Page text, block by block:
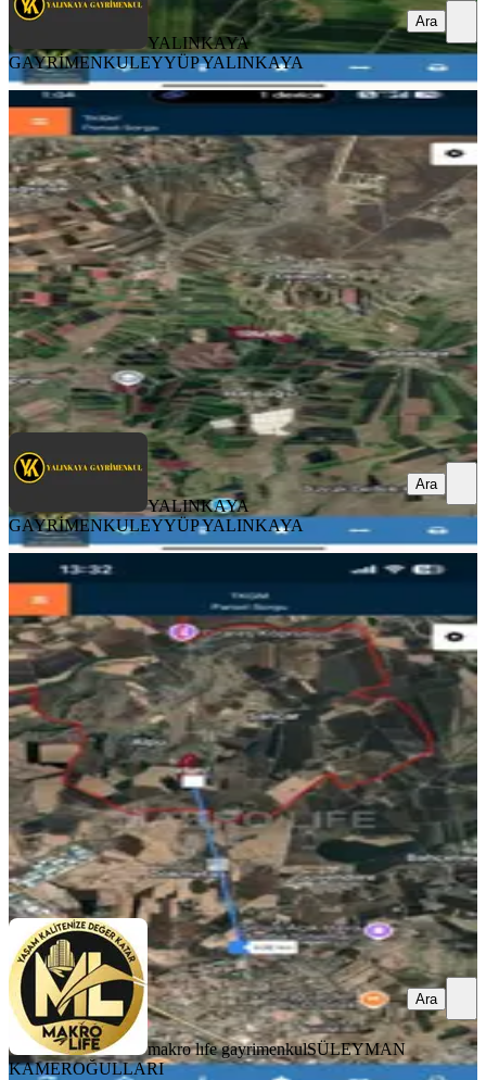
YALINKAYA
GAYRİMENKULEYYÜP YALINKAYA
Ara
Yalınkaya Gayrimenkul'den
Hatipoğlu 4900 M² Yatırımlık Arazi
Diyarbakır, Kayapınar
4900 m² ·918/m²·06.08.2026
4.500.000 ₺
YALINKAYA GAYRİMENKULEYYÜP YALINKAYA
Ara
YALINKAYA
GAYRİMENKULEYYÜP YALINKAYA
Ara
Mahallesi’nde Stratejik Konumlu
Satılık 1870m2 Tarla
Diyarbakır, Yenişehir
1870 m²·2.050/m²·05.08.2026
3.833.000 ₺
makro lıfe gayrimenkul SÜLEYMAN KAMEROĞULLARI
Ara
makro lıfe gayrimenkulSÜLEYMAN
KAMEROĞULLARI
Ara